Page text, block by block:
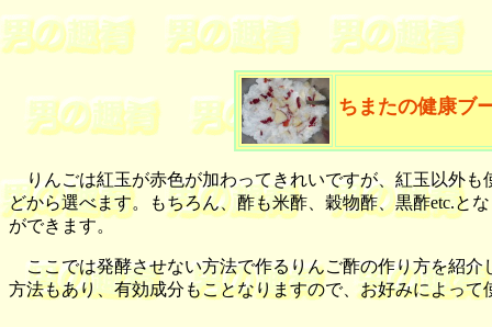
ちまたの健康ブ
りんごは紅玉が赤色が加わってきれいですが、紅玉以外も
どから選べます。もちろん、酢も米酢、穀物酢、黒酢etc.と
ができます。
ここでは発酵させない方法で作るりんご酢の作り方を紹
方法もあり、有効成分もことなりますので、お好みによって